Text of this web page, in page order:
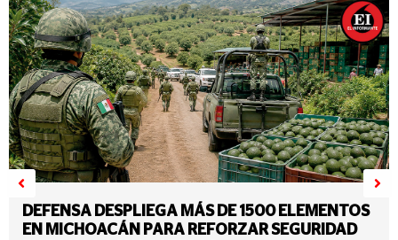
DEFENSA DESPLIEGA MÁS DE 1500 ELEMENTOS
EN MICHOACÁN PARA REFORZAR SEGURIDAD